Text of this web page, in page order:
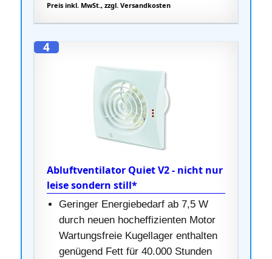
Preis inkl. MwSt., zzgl. Versandkosten
4
Abluftventilator Quiet V2 - nicht nur
leise sondern still*
Geringer Energiebedarf ab 7,5 W
durch neuen hocheffizienten Motor
Wartungsfreie Kugellager enthalten
genügend Fett für 40.000 Stunden